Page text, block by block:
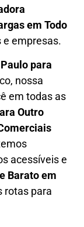
em Todo
e empresas.
para
nossa
em todas as
Outro
acessíveis e
Baratoem
rotas para